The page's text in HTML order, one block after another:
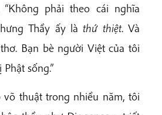
phải theo cái nghĩa
Thầy ấy làthứ thiệt. Và
Bạn bè người Việt của tôi
sống.”
võ thuật trong nhiều năm, tôi